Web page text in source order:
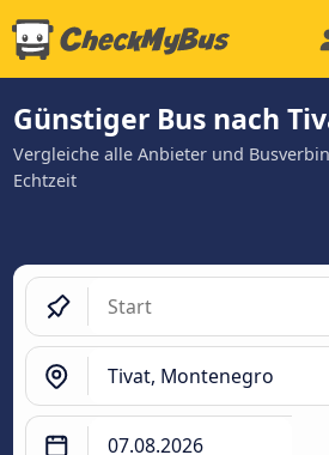
Günstiger Bus nach
Vergleiche alle Anbieter und
Echtzeit